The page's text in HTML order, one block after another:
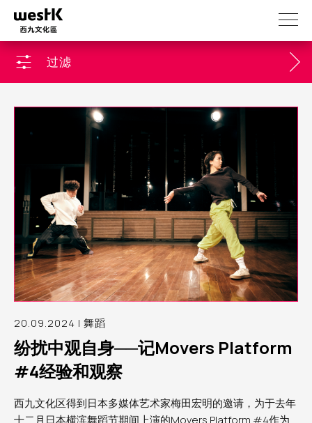
到
内
过滤
20.09.2024 | 舞蹈
纷扰中观自身──记Movers Platform
#4经验和观察
西九文化区得到日本多媒体艺术家梅田宏明的邀请，为于去年
十二月日本横滨舞蹈节期间上演的Movers Platform #4作为